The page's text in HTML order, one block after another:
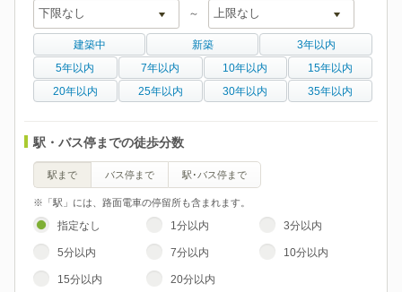
～
建築中 新築
3年以内
5年以内
7年以内 10年以内
15年以内
20年以内
25年以内 30年以内 35年以内
駅・バス停までの徒歩分数
駅まで バス停まで 駅･バス停まで
指定なし 1分以内 3分以内
5分以内 7分以内 10分以内
15分以内 20分以内
※「駅」には、路面電車の停留所も含まれます。